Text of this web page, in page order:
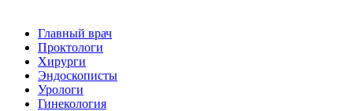
Главный врач
Проктологи
Хирурги
Эндоскописты
Урологи
Гинекология